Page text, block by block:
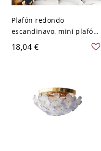
Plafón redondo
escandinavo, mini plafón
de 4 pulgadas con detalle
de madera para pasillo -
18,04 €